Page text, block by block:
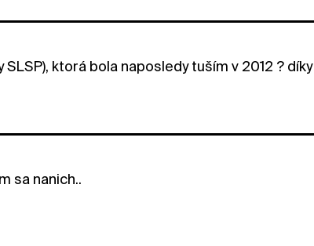
ktorá bola naposledy tuším v 2012 ? díky
sa nanich..